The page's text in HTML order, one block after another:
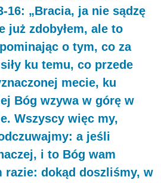
16: „Bracia, ja nie sądzę
już zdobyłem, ale to
o tym, co za
ku temu, co przede
mecie, ku
Bóg wzywa w górę w
Wszyscy więc my,
a jeśli
i to Bóg wam
razie: dokąd doszliśmy, w